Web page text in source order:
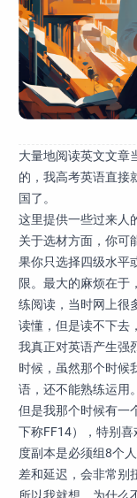
大量地阅读英文文章
的，我高考英语直接
国了。
这里提供一些过来人
关于选材方面，你可
果你只选择四级水平
限。最大的麻烦在于
练阅读，当时网上很
读懂，但是读不下去
我真正对英语产生强
时候，虽然那个时候
语，还不能熟练运用。
但是我那个时候有一
下称FF14），特别
度副本是必须组8个
差和延迟，会非常别